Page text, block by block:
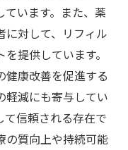
ています。また、薬
に対して、リフィル
提供しています。
健康改善を促進する
軽減にも寄与してい
て信頼される存在で
の質向上や持続可能